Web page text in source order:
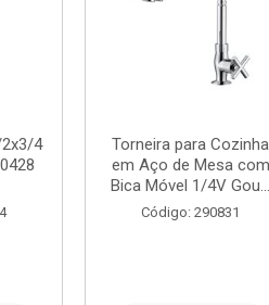
4
Torneira para Cozinha
em Aço de Mesa com
Bica Móvel 1/4V Gou...
Código: 290831